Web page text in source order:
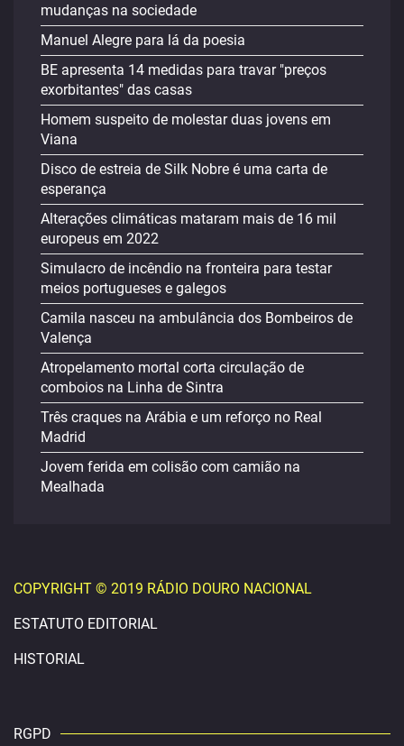
mudanças na sociedade
Manuel Alegre para lá da poesia
BE apresenta 14 medidas para travar "preços
exorbitantes" das casas
Homem suspeito de molestar duas jovens em
Viana
Disco de estreia de Silk Nobre é uma carta de
esperança
Alterações climáticas mataram mais de 16 mil
europeus em 2022
Simulacro de incêndio na fronteira para testar
meios portugueses e galegos
Camila nasceu na ambulância dos Bombeiros de
Valença
Atropelamento mortal corta circulação de
comboios na Linha de Sintra
Três craques na Arábia e um reforço no Real
Madrid
Jovem ferida em colisão com camião na
Mealhada
COPYRIGHT © 2019 RÁDIO DOURO NACIONAL
ESTATUTO EDITORIAL
HISTORIAL
RGPD